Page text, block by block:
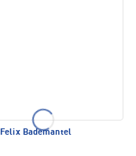
Felix Bademantel